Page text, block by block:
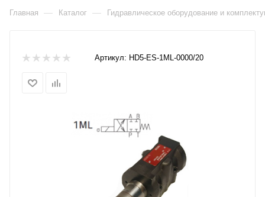
Главная — Каталог — Гидравлическое оборудование и
Артикул: HD5-ES-1ML-0000/20